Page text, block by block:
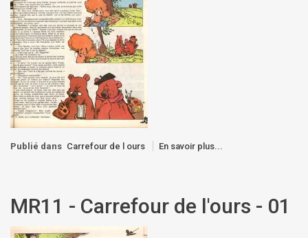
Publié dans Carrefour de l ours En savoir plus...
MR11 - Carrefour de l'ours - 01